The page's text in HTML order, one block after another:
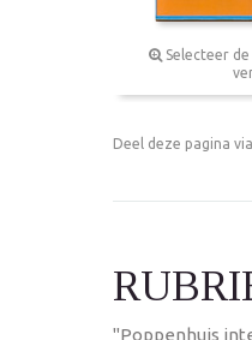
Selecteer
Deel deze pagina
"Poppenhuis